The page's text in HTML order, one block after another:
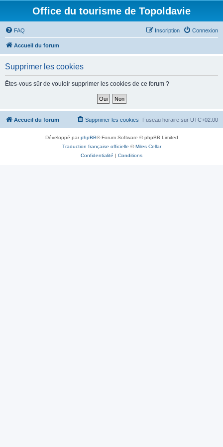
Office du tourisme de Topoldavie
FAQ Connexion
Inscription
Accueil du forum
Supprimer les cookies
Êtes-vous sûr de vouloir supprimer les cookies de ce forum ?
Accueil du forum Fuseau horaire sur UTC+02:00
Supprimer les cookies
Développé parphpBB® Forum Software © phpBB Limited
Traduction française officielle ©Miles Cellar
Confidentialité | Conditions